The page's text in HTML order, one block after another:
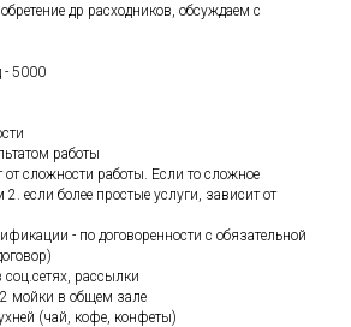
др расходников, обсуждаем с
- 5000
работы
от сложности работы. Если то сложное
если более простые услуги, зависит от
- по договоренности с обязательной
рассылки
2 мойки в общем зале
(чай, кофе, конфеты)